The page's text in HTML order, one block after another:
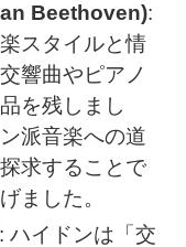
Beethoven):
スタイルと情
響曲やピアノ
を残しまし
派音楽への道
求することで
ました。
ハイドンは「交